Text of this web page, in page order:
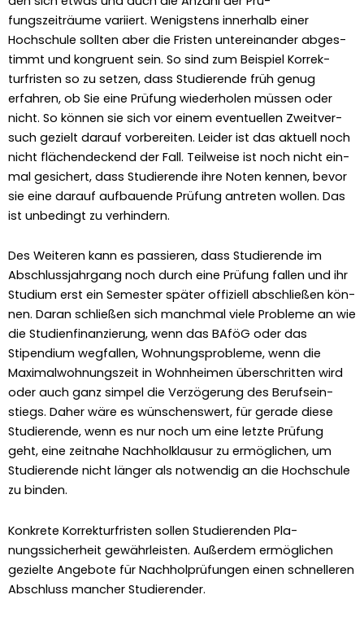
fungszeiträume vari­iert. Wenig­stens inner­halb ein­er
Hochschule soll­ten aber die Fris­ten untere­inan­der abges­
timmt und kon­gru­ent sein. So sind zum Beispiel Kor­rek­
turfris­ten so zu set­zen, dass Studierende früh genug
erfahren, ob Sie eine Prü­fung wieder­holen müssen oder
nicht. So kön­nen sie sich vor einem eventuellen Zweitver­
such gezielt darauf vor­bere­it­en. Lei­der ist das aktuell noch
nicht flächen­deck­end der Fall. Teil­weise ist noch nicht ein­
mal gesichert, dass Studierende ihre Noten ken­nen, bevor
sie eine darauf auf­bauende Prü­fung antreten wollen. Das
ist unbe­d­ingt zu ver­hin­dern.
Des Weit­eren kann es passieren, dass Studierende im
Abschluss­jahrgang noch durch eine Prü­fung fall­en und ihr
Studi­um erst ein Semes­ter später offiziell abschließen kön­
nen. Daran schließen sich manch­mal viele Prob­leme an wie
die Stu­di­en­fi­nanzierung, wenn das BAföG oder das
Stipendi­um weg­fall­en, Woh­nung­sprob­leme, wenn die
Max­i­mal­woh­nungszeit in Wohn­heimen über­schrit­ten wird
oder auch ganz sim­pel die Verzögerung des Beruf­se­in­
stiegs. Daher wäre es wün­schenswert, für ger­ade diese
Studierende, wenn es nur noch um eine let­zte Prü­fung
geht, eine zeit­na­he Nach­holk­lausur zu ermöglichen, um
Studierende nicht länger als notwendig an die Hochschule
zu binden.
Konkrete Kor­rek­turfris­ten sollen Studieren­den Pla­
nungssicher­heit gewährleis­ten. Außer­dem ermöglichen
gezielte Ange­bote für Nach­hol­prü­fun­gen einen schnelleren
Abschluss manch­er Studieren­der.